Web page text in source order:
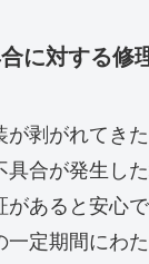
に対する修
が剥がれてき
具合が発生し
あると安心
一定期間にわ